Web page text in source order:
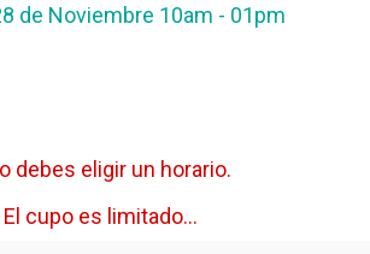
de Noviembre 10am - 01pm
debes eligir un horario.
El cupo es limitado...